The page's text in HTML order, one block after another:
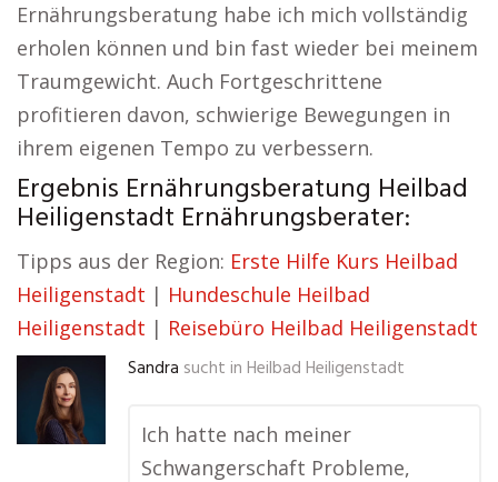
Ernährungsberatung habe ich mich vollständig
erholen können und bin fast wieder bei meinem
Traumgewicht. Auch Fortgeschrittene
profitieren davon, schwierige Bewegungen in
ihrem eigenen Tempo zu verbessern.
Ergebnis Ernährungsberatung Heilbad
Heiligenstadt Ernährungsberater:
Tipps aus der Region: Erste Hilfe Kurs Heilbad
Heiligenstadt | Hundeschule Heilbad
Heiligenstadt | Reisebüro Heilbad Heiligenstadt
Sandra sucht in Heilbad Heiligenstadt
Ich hatte nach meiner
Schwangerschaft Probleme,